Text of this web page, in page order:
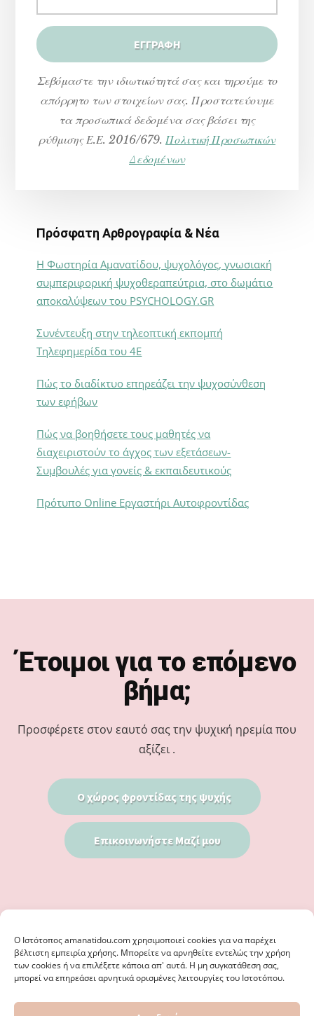
Ο Iστότοπος amanatidou.com χρησιμοποιεί cookies για να παρέχει
βέλτιστη εμπειρία χρήσης. Μπορείτε να αρνηθείτε εντελώς την χρήση
των cookies ή να επιλέξετε κάποια απ' αυτά. Η μη συγκατάθεση σας,
μπορεί να επηρεάσει αρνητικά ορισμένες λειτουργίες του Ιστοτόπου.
Σεβόμαστε την ιδιωτικότητά σας και τηρούμε το
απόρρητο των στοιχείων σας. Προστατεύουμε
τα προσωπικά δεδομένα σας βάσει της
ρύθμισης Ε.Ε. 2016/679. Πολιτική Προσωπικών
Δεδομένων
Πρόσφατη Αρθρογραφία & Νέα
Η Φωστηρία Αμανατίδου, ψυχολόγος, γνωσιακή
συμπεριφορική ψυχοθεραπεύτρια, στο δωμάτιο
αποκαλύψεων του PSYCHOLOGY.GR
Συνέντευξη στην τηλεοπτική εκπομπή
Τηλεφημερίδα του 4Ε
Πώς το διαδίκτυο επηρεάζει την ψυχοσύνθεση
των εφήβων
Πώς να βοηθήσετε τους μαθητές να
διαχειριστούν το άγχος των εξετάσεων-
Συμβουλές για γονείς & εκπαιδευτικούς
Πρότυπο Online Εργαστήρι Αυτοφροντίδας
Έτοιμοι για το επόμενο
βήμα;
Προσφέρετε στον εαυτό σας την ψυχική ηρεμία που
αξίζει .
Ο χώρος φροντίδας της ψυχής
Επικοινωνήστε Μαζί μου